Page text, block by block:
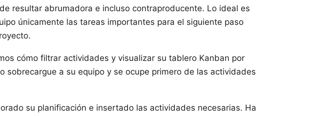
resultar abrumadora e incluso contraproducente. Lo ideal es
únicamente las tareas importantes para el siguiente paso
cómo filtrar actividades y visualizar su tablero Kanban por
sobrecargue a su equipo y se ocupe primero de las actividades
su planificación e insertado las actividades necesarias. Ha